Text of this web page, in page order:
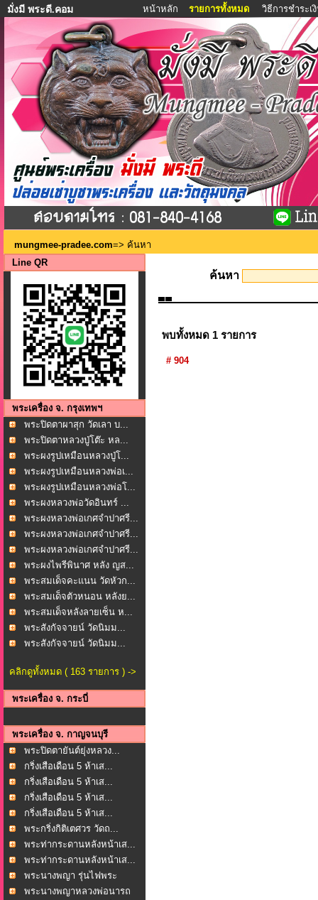
มั่งมี พระดี.คอม หน้าหลัก รายการทั้งหมด วิธีการชำระเ
mungmee-pradee.com=> ค้นหา
Line QR
พระเครื่อง จ. กรุงเทพฯ
พระปิดตาผาสุก วัดเลา บ...
พระปิดตาหลวงปู่โต๊ะ หล...
พระผงรูปเหมือนหลวงปู่โ...
พระผงรูปเหมือนหลวงพ่อเ...
พระผงรูปเหมือนหลวงพ่อโ...
พระผงหลวงพ่อวัดอินทร์ ...
พระผงหลวงพ่อเกศจำปาศรี...
พระผงหลวงพ่อเกศจำปาศรี...
พระผงหลวงพ่อเกศจำปาศรี...
พระผงไพรีพินาศ หลัง ญส...
พระสมเด็จคะแนน วัดหัวก...
พระสมเด็จตัวหนอน หลังย...
พระสมเด็จหลังลายเซ็น ห...
พระสังกัจจายน์ วัดนิมม...
พระสังกัจจายน์ วัดนิมม...
คลิกดูทั้งหมด ( 163 รายการ ) ->
พระเครื่อง จ. กระบี่
พระเครื่อง จ. กาญจนบุรี
พระปิดตายันต์ยุ่งหลวง...
กริ่งเสือเดือน 5 ห้าเส...
กริ่งเสือเดือน 5 ห้าเส...
กริ่งเสือเดือน 5 ห้าเส...
กริ่งเสือเดือน 5 ห้าเส...
พระกริ่งกิติเตศวร วัดถ...
พระท่ากระดานหลังหน้าเส...
พระท่ากระดานหลังหน้าเส...
พระนางพญา รุ่นไฟพระ
ฤกษ...พระนางพญาหลวงพ่อนารถ
ค้นหา
พบทั้งหมด 1 รายการ
# 904